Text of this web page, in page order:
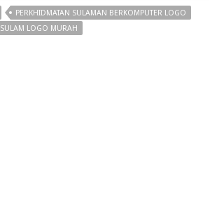
PERKHIDMATAN SULAMAN BERKOMPUTER LOGO
SULAM LOGO MURAH